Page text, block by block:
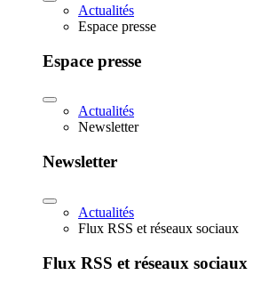
Actualités
Espace presse
Espace presse
Actualités
Newsletter
Newsletter
Actualités
Flux RSS et réseaux sociaux
Flux RSS et réseaux sociaux